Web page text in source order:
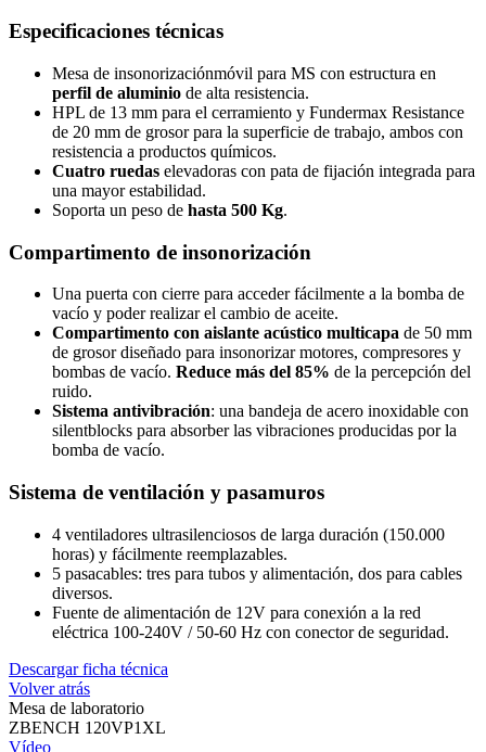
Especificaciones técnicas
Mesa de insonorizaciónmóvil para MS con estructura en
perfil de aluminio de alta resistencia.
HPL de 13 mm para el cerramiento y Fundermax Resistance
de 20 mm de grosor para la superficie de trabajo, ambos con
resistencia a productos químicos.
Cuatro ruedas elevadoras con pata de fijación integrada para
una mayor estabilidad.
Soporta un peso de hasta 500 Kg.
Compartimento de insonorización
Una puerta con cierre para acceder fácilmente a la bomba de
vacío y poder realizar el cambio de aceite.
Compartimento con aislante acústico multicapa de 50 mm
de grosor diseñado para insonorizar motores, compresores y
bombas de vacío. Reduce más del 85% de la percepción del
ruido.
Sistema antivibración: una bandeja de acero inoxidable con
silentblocks para absorber las vibraciones producidas por la
bomba de vacío.
Sistema de ventilación y pasamuros
4 ventiladores ultrasilenciosos de larga duración (150.000
horas) y fácilmente reemplazables.
5 pasacables: tres para tubos y alimentación, dos para cables
diversos.
Fuente de alimentación de 12V para conexión a la red
eléctrica 100-240V / 50-60 Hz con conector de seguridad.
Descargar ficha técnica
Volver atrás
Mesa de laboratorio
ZBENCH 120VP1XL
Vídeo